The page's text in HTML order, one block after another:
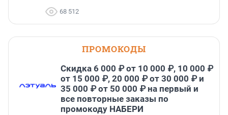
68 512
ПРОМОКОДЫ
Скидка 6 000 ₽ от 10 000 ₽, 10 000 ₽
от 15 000 ₽, 20 000 ₽ от 30 000 ₽ и
35 000 ₽ от 50 000 ₽ на первый и
все повторные заказы по
промокоду НАБЕРИ